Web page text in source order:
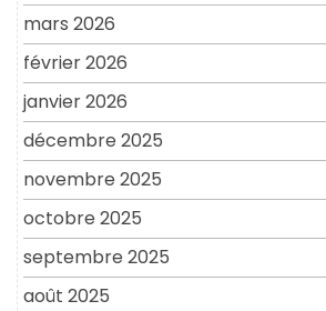
mars 2026
février 2026
janvier 2026
décembre 2025
novembre 2025
octobre 2025
septembre 2025
août 2025